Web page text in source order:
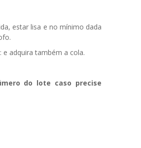
estar lisa e no mínimo dada
e adquira também a cola.
do lote caso precise